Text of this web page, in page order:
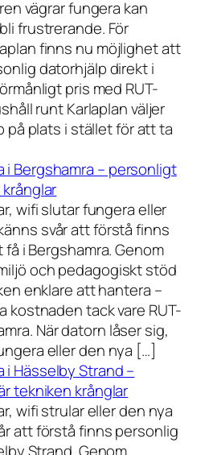
vägrar fungera kan
frustrerande. För
finns nu möjlighet att
datorhjälp direkt i
pris med RUT-
runt Karlaplan väljer
på plats i stället för att ta
i Bergshamra – personligt
wifi slutar fungera eller
svår att förstå finns
i Bergshamra. Genom
och pedagogiskt stöd
enklare att hantera –
kostnaden tack vare RUT-
När datorn låser sig,
eller den nya […]
i Hässelby Strand –
tekniken krånglar
wifi strular eller den nya
att förstå finns personlig